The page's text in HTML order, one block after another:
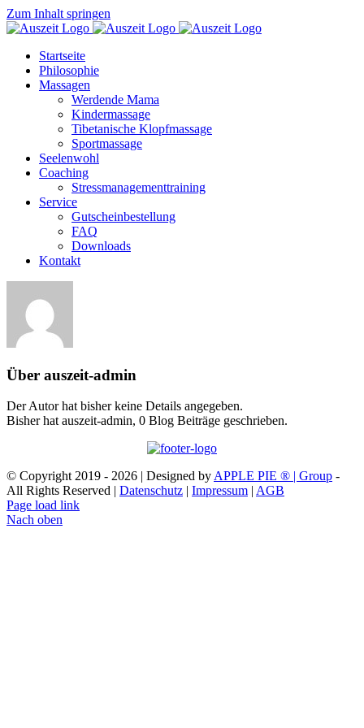
Zum Inhalt springen
Startseite
Philosophie
Massagen
Werdende Mama
Kindermassage
Tibetanische Klopfmassage
Sportmassage
Seelenwohl
Coaching
Stressmanagementtraining
Service
Gutscheinbestellung
FAQ
Downloads
Kontakt
Über auszeit-admin
Der Autor hat bisher keine Details angegeben.
Bisher hat auszeit-admin, 0 Blog Beiträge geschrieben.
© Copyright 2019 - 2026 | Designed byAPPLE PIE ® | Group -
All Rights Reserved | Datenschutz | Impressum | AGB
Page load link
Nach oben